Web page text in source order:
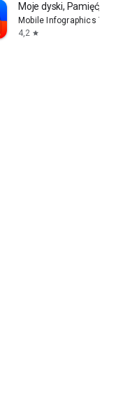
Moje dyski, Pamięć,
Mobile Infographics
4,2 star